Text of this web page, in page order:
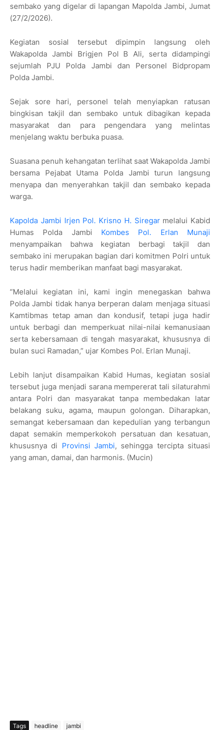
sembako yang digelar di lapangan Mapolda Jambi, Jumat
(27/2/2026).
Kegiatan sosial tersebut dipimpin langsung oleh
Wakapolda Jambi Brigjen Pol B Ali, serta didampingi
sejumlah PJU Polda Jambi dan Personel Bidpropam
Polda Jambi.
Sejak sore hari, personel telah menyiapkan ratusan
bingkisan takjil dan sembako untuk dibagikan kepada
masyarakat dan para pengendara yang melintas
menjelang waktu berbuka puasa.
Suasana penuh kehangatan terlihat saat Wakapolda Jambi
bersama Pejabat Utama Polda Jambi turun langsung
menyapa dan menyerahkan takjil dan sembako kepada
warga.
Kapolda Jambi Irjen Pol. Krisno H. Siregarmelalui Kabid
Humas Polda Jambi Kombes Pol. Erlan Munaji
menyampaikan bahwa kegiatan berbagi takjil dan
sembako ini merupakan bagian dari komitmen Polri untuk
terus hadir memberikan manfaat bagi masyarakat.
“Melalui kegiatan ini, kami ingin menegaskan bahwa
Polda Jambi tidak hanya berperan dalam menjaga situasi
Kamtibmas tetap aman dan kondusif, tetapi juga hadir
untuk berbagi dan memperkuat nilai-nilai kemanusiaan
serta kebersamaan di tengah masyarakat, khususnya di
bulan suci Ramadan,” ujar Kombes Pol. Erlan Munaji.
Lebih lanjut disampaikan Kabid Humas, kegiatan sosial
tersebut juga menjadi sarana mempererat tali silaturahmi
antara Polri dan masyarakat tanpa membedakan latar
belakang suku, agama, maupun golongan. Diharapkan,
semangat kebersamaan dan kepedulian yang terbangun
dapat semakin memperkokoh persatuan dan kesatuan,
khususnya di Provinsi Jambi, sehingga tercipta situasi
yang aman, damai, dan harmonis. (Mucin)
Tags headline jambi